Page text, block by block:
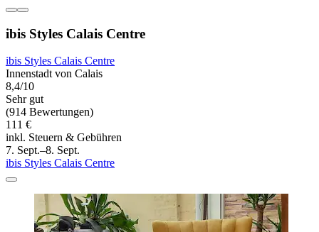
ibis Styles Calais Centre
ibis Styles Calais Centre
Innenstadt von Calais
8,4/10
Sehr gut
(914 Bewertungen)
111 €
inkl. Steuern & Gebühren
7. Sept.–8. Sept.
ibis Styles Calais Centre